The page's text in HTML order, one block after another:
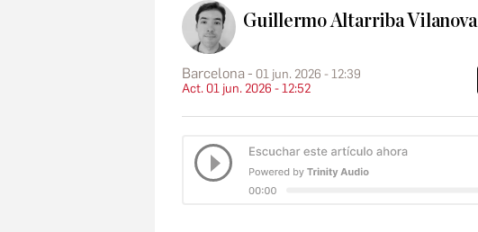
Guillermo Altarriba Vilanova
Barcelona
01 jun. 2026 - 12:39
Act. 01 jun. 2026 - 12:52